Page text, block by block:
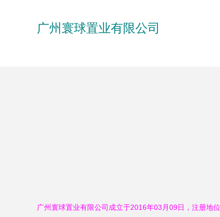
广州寰球置业有限公司
广州寰球置业有限公司成立于2016年03月09日，注册地